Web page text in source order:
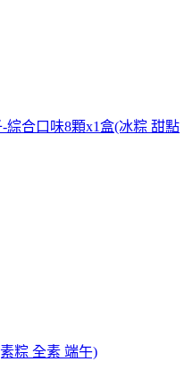
綜合口味8顆x1盒(冰粽 甜點
粽 全素 端午)